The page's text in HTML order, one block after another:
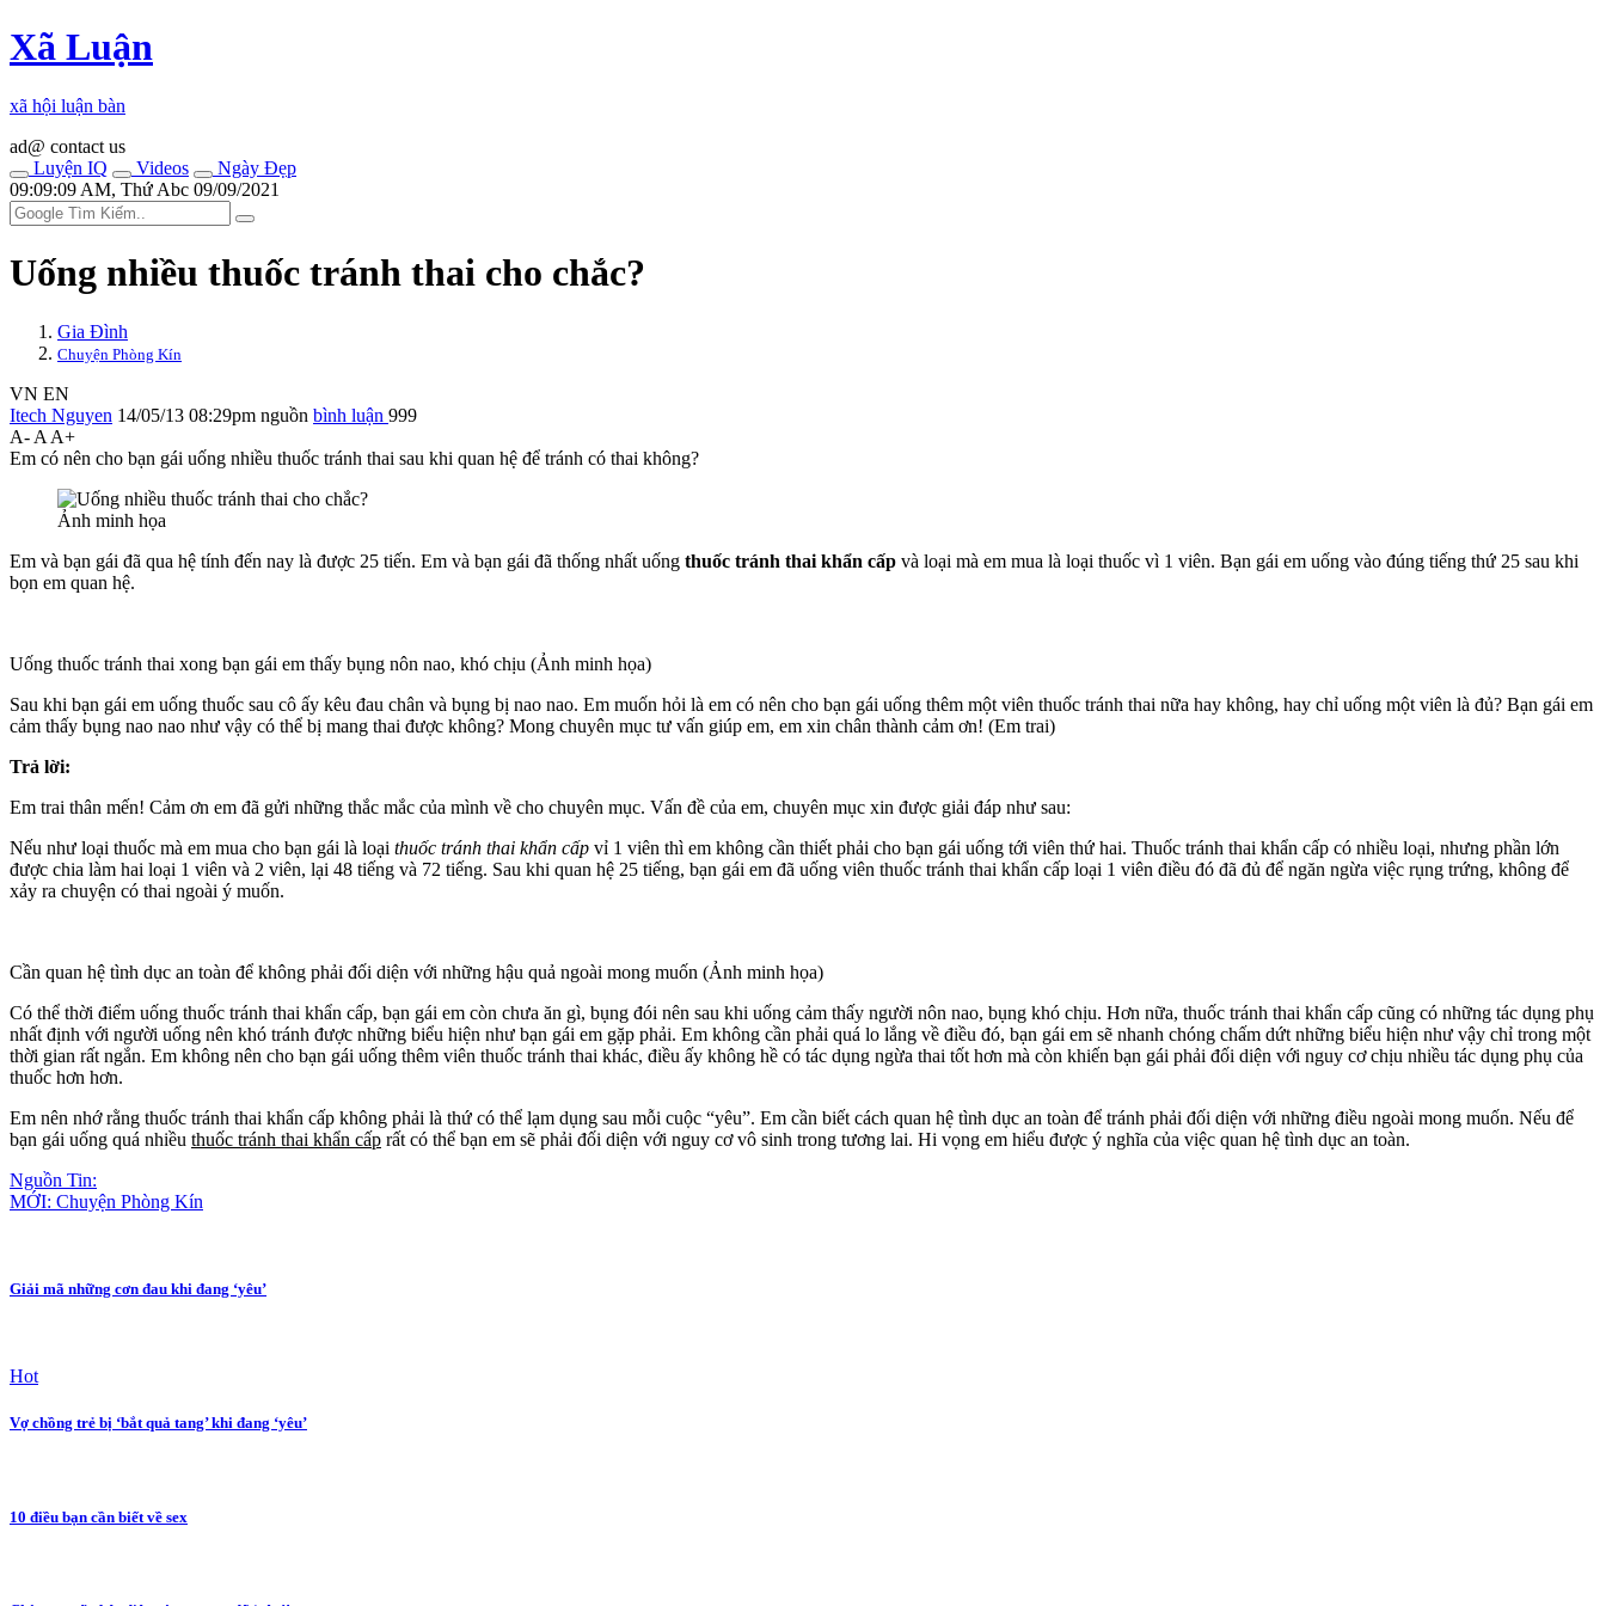
Xã Luận
xã hội luận bàn
ad@ contact us
Luyện IQ
Videos
Ngày Đẹp
09:09:09 AM, Thứ Abc 09/09/2021
Uống nhiều thuốc tránh thai cho chắc?
Gia Đình
Chuyện Phòng Kín
VN EN
Itech Nguyen 14/05/13 08:29pm nguồn bình luận 999
A- A A+
Em có nên cho bạn gái uống nhiều thuốc tránh thai sau khi quan hệ để tránh có thai không?
Ảnh minh họa
Em và bạn gái đã qua hệ tính đến nay là được 25 tiến. Em và bạn gái đã thống nhất uống thuốc tránh thai khẩn cấp và loại mà em mua là loại thuốc vì 1 viên. Bạn gái em uống vào đúng tiếng thứ 25 sau khi
bọn em quan hệ.
Uống thuốc tránh thai xong bạn gái em thấy bụng nôn nao, khó chịu (Ảnh minh họa)
Sau khi bạn gái em uống thuốc sau cô ấy kêu đau chân và bụng bị nao nao. Em muốn hỏi là em có nên cho bạn gái uống thêm một viên thuốc tránh thai nữa hay không, hay chỉ uống một viên là đủ? Bạn gái em
cảm thấy bụng nao nao như vậy có thể bị mang thai được không? Mong chuyên mục tư vấn giúp em, em xin chân thành cảm ơn! (Em trai)
Trả lời:
Em trai thân mến! Cảm ơn em đã gửi những thắc mắc của mình về cho chuyên mục. Vấn đề của em, chuyên mục xin được giải đáp như sau:
Nếu như loại thuốc mà em mua cho bạn gái là loại thuốc tránh thai khẩn cấp vỉ 1 viên thì em không cần thiết phải cho bạn gái uống tới viên thứ hai. Thuốc tránh thai khẩn cấp có nhiều loại, nhưng phần lớn
được chia làm hai loại 1 viên và 2 viên, lại 48 tiếng và 72 tiếng. Sau khi quan hệ 25 tiếng, bạn gái em đã uống viên thuốc tránh thai khẩn cấp loại 1 viên điều đó đã đủ để ngăn ngừa việc rụng trứng, không để
xảy ra chuyện có thai ngoài ý muốn.
Cần quan hệ tìn‌ּh dụ‌ּc an toàn để không phải đối diện với những hậu quả ngoài mong muốn (Ảnh minh họa)
Có thể thời điểm uống thuốc tránh thai khẩn cấp, bạn gái em còn chưa ăn gì, bụng đói nên sau khi uống cảm thấy người nôn nao, bụng khó chịu. Hơn nữa, thuốc tránh thai khẩn cấp cũng có những tác dụng phụ
nhất định với người uống nên khó tránh được những biểu hiện như bạn gái em gặp phải. Em không cần phải quá lo lắng về điều đó, bạn gái em sẽ nhanh chóng chấm dứt những biểu hiện như vậy chỉ trong một
thời gian rất ngắn. Em không nên cho bạn gái uống thêm viên thuốc tránh thai khác, điều ấy không hề có tác dụng ngừa thai tốt hơn mà còn khiến bạn gái phải đối diện với nguy cơ chịu nhiều tác dụng phụ của
thuốc hơn hơn.
Em nên nhớ rằng thuốc tránh thai khẩn cấp không phải là thứ có thể lạ‌m dụn‌g sau mỗi cuộc “yêu”. Em cần biết cách quan hệ tìn‌ּh dụ‌ּc an toàn để tránh phải đối diện với những điều ngoài mong muốn. Nếu để
bạn gái uống quá nhiều thuốc tránh thai khẩn cấp rất có thể bạn em sẽ phải đối diện với nguy cơ vô sinh trong tương lai. Hi vọng em hiểu được ý nghĩa của việc quan hệ tìn‌ּh dụ‌ּc an toàn.
Nguồn Tin:
MỚI: Chuyện Phòng Kín
Giải mã những cơn đau khi đang ‘yêu’
Hot
Vợ chồng trẻ bị ‘bắt quả tang’ khi đang ‘yêu’
10 điều bạn cần biết về sex